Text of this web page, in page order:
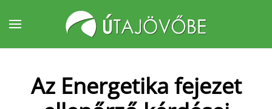
Fő tartalom átugrása
Az Energetika fejezet